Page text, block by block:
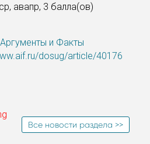
авапр, 3 балла(ов)
Аргументы и Факты
dosug/article/40176
Все новости раздела >>